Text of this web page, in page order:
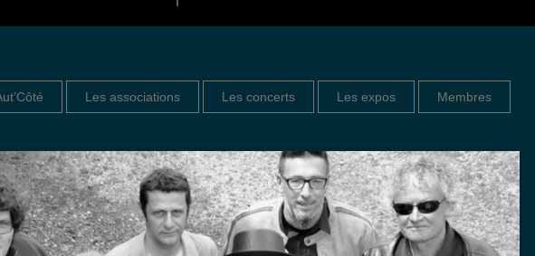
Les associations Les concerts Les expos Membres